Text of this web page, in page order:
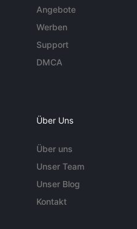
Angebote
Werben
Support
DMCA
Über Uns
Über uns
Unser Team
Unser Blog
Kontakt